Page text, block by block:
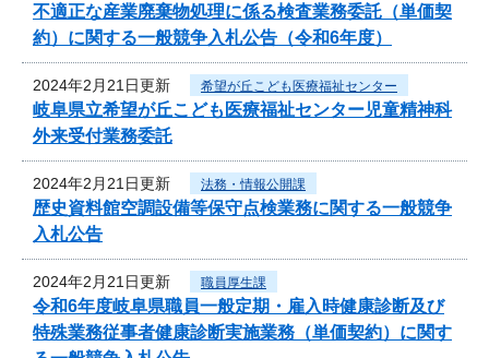
不適正な産業廃棄物処理に係る検査業務委託（単価契
約）に関する一般競争入札公告（令和6年度）
2024年2月21日更新 希望が丘こども医療福祉センター
岐阜県立希望が丘こども医療福祉センター児童精神科
外来受付業務委託
2024年2月21日更新 法務・情報公開課
歴史資料館空調設備等保守点検業務に関する一般競争
入札公告
2024年2月21日更新 職員厚生課
令和6年度岐阜県職員一般定期・雇入時健康診断及び
特殊業務従事者健康診断実施業務（単価契約）に関す